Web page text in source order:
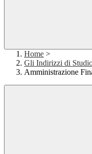
Home >
Gli Indirizzi di
Amministrazione